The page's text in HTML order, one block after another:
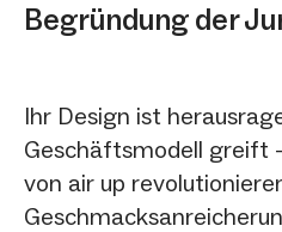
Begründung der
Ihr Design ist
Geschäftsmodell greift
von air up